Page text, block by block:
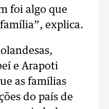
foi algo que
explica.
e Arapoti
as famílias
do país de